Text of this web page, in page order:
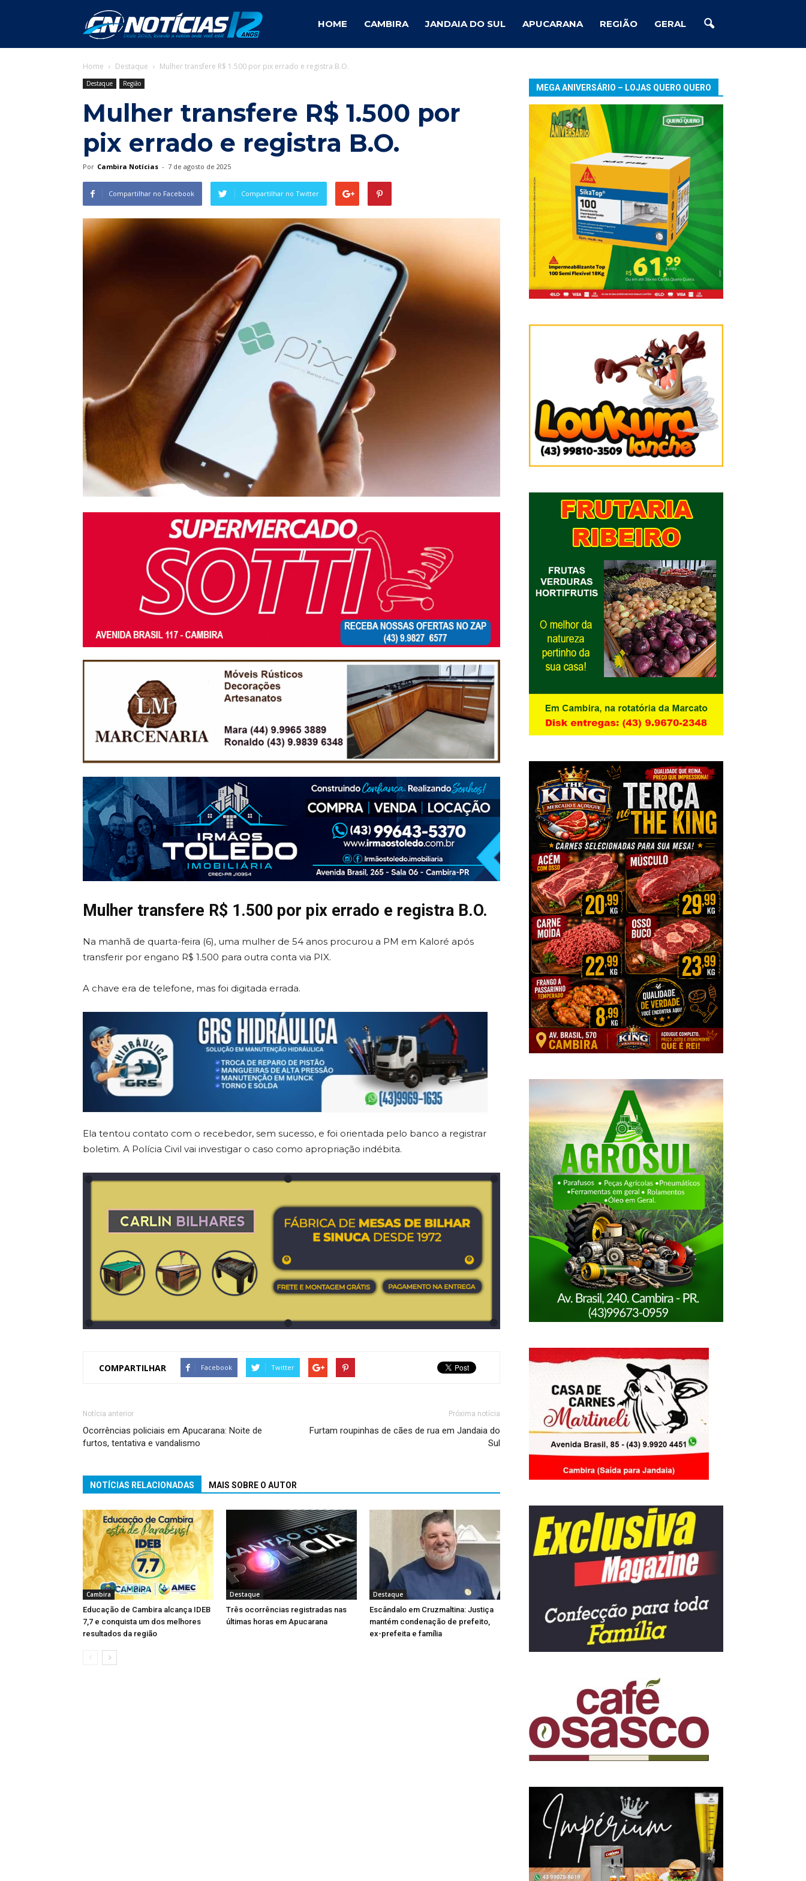
Cambira
Notícias
HOME CAMBIRA JANDAIA DO SUL APUCARANA REGIÃO GERAL
Home Destaque Mulher transfere R$ 1.500 por pix errado e registra B.O.
Destaque Região
Mulher transfere R$ 1.500 por
pix errado e registra B.O.
Por Cambira Notícias - 7 de agosto de 2025
Compartilhar no Facebook Compartilhar no Twitter
Mulher transfere R$ 1.500 por pix errado e registra B.O.
Na manhã de quarta-feira (6), uma mulher de 54 anos procurou a PM em Kaloré após
transferir por engano R$ 1.500 para outra conta via PIX.
A chave era de telefone, mas foi digitada errada.
Ela tentou contato com o recebedor, sem sucesso, e foi orientada pelo banco a registrar
boletim. A Polícia Civil vai investigar o caso como apropriação indébita.
COMPARTILHAR Facebook Twitter
Notícia anterior
Ocorrências policiais em Apucarana: Noite de
furtos, tentativa e vandalismo
Próxima notícia
Furtam roupinhas de cães de rua em Jandaia do
Sul
NOTÍCIAS RELACIONADAS MAIS SOBRE O AUTOR
Cambira
Educação de Cambira alcança IDEB
7,7 e conquista um dos melhores
resultados da região
Destaque
Três ocorrências registradas nas
últimas horas em Apucarana
Destaque
Escândalo em Cruzmaltina: Justiça
mantém condenação de prefeito,
ex-prefeita e família
MEGA ANIVERSÁRIO – LOJAS QUERO QUERO